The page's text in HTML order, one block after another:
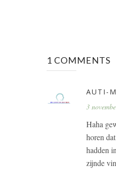
1 COMMENTS
AUTI-
3
Haha
horen
hadden
zijnde